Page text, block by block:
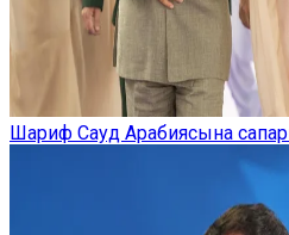
Шариф Сауд Арабиясына